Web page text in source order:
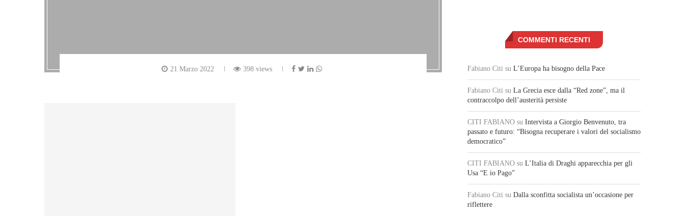
21 Marzo 2022 398 views
COMMENTI RECENTI
Fabiano Citi su L’Europa ha bisogno della Pace
Fabiano Citi su La Grecia esce dalla “Red zone”, ma il
contraccolpo dell’austerità persiste
CITI FABIANO su Intervista a Giorgio Benvenuto, tra
passato e futuro: “Bisogna recuperare i valori del socialismo
democratico”
CITI FABIANO su L’Italia di Draghi apparecchia per gli
Usa “E io Pago”
Fabiano Citi su Dalla sconfitta socialista un’occasione per
riflettere